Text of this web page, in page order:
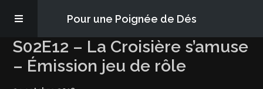
Pour une Poignée de Dés
Les épisodes
S02E12 – La Croisière s’amuse
– Émission jeu de rôle